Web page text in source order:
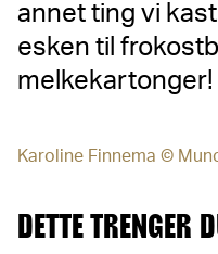
annet ting vi
esken til
melkekartonger!
Karoline Finnema ©
DETTE TRENGER